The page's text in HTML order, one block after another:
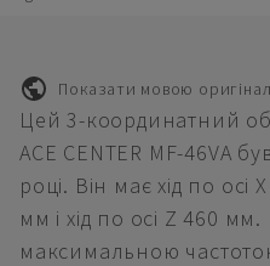
Показати мовою
Цей 3-координатний
ACE CENTER MF-46VA
році. Він має хід по осі
мм і хід по осі Z 460
максимальною